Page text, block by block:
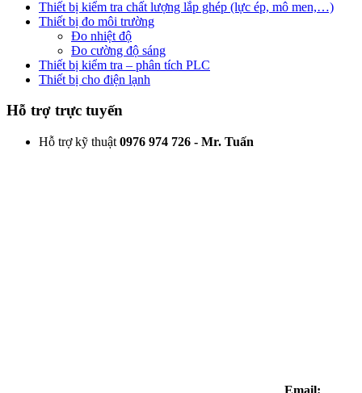
Thiết bị kiểm tra chất lượng lắp ghép (lực ép, mô men,…)
Thiết bị đo môi trường
Đo nhiệt độ
Đo cường độ sáng
Thiết bị kiểm tra – phân tích PLC
Thiết bị cho điện lạnh
Hỗ trợ trực tuyến
Hỗ trợ kỹ thuật 0976 974 726 - Mr. Tuấn